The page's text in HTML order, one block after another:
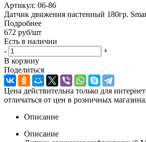
Артикул: 06-86
Датчик движения настенный 180гр.
Подробнее
672 руб/шт
Есть в наличии
-
+
В корзину
Поделиться
Цена действительна только для
отличаться от цен в розничных
Описание
Описание